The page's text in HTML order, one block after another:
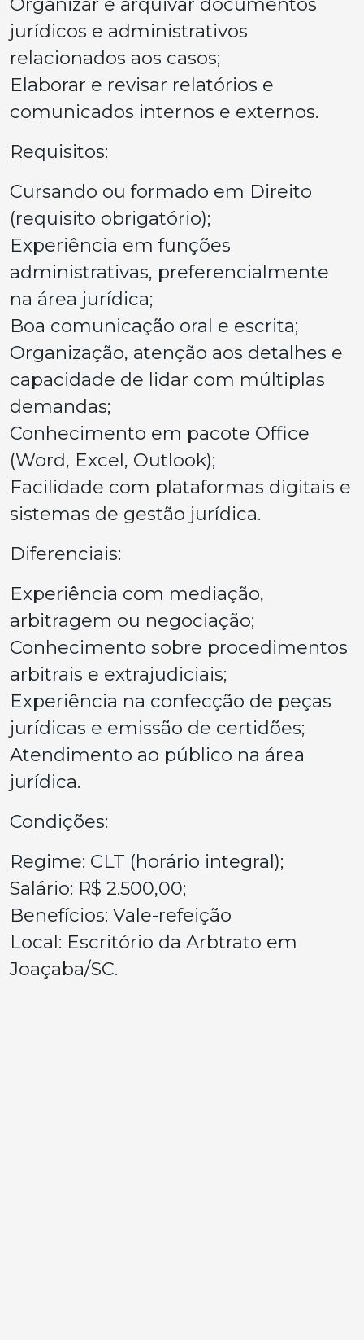
jurídicos e administrativos
relacionados aos casos;
Elaborar e revisar relatórios e
comunicados internos e externos.
Requisitos:
Cursando ou formado em Direito
(requisito obrigatório);
Experiência em funções
administrativas, preferencialmente
na área jurídica;
Boa comunicação oral e escrita;
Organização, atenção aos detalhes e
capacidade de lidar com múltiplas
demandas;
Conhecimento em pacote Office
(Word, Excel, Outlook);
Facilidade com plataformas digitais e
sistemas de gestão jurídica.
Diferenciais:
Experiência com mediação,
arbitragem ou negociação;
Conhecimento sobre procedimentos
arbitrais e extrajudiciais;
Experiência na confecção de peças
jurídicas e emissão de certidões;
Atendimento ao público na área
jurídica.
Condições:
Regime: CLT (horário integral);
Salário: R$ 2.500,00;
Benefícios: Vale-refeição
Local: Escritório da Arbtrato em
Joaçaba/SC.